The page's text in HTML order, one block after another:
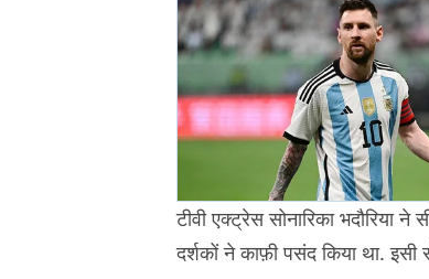
टीवी एक्ट्रेस सोनारिका भदौरिया ने
दर्शकों ने काफ़ी पसंद किया था. इसी